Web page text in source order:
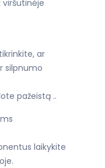
ar
silpnumo
pažeistą ..
laikykite